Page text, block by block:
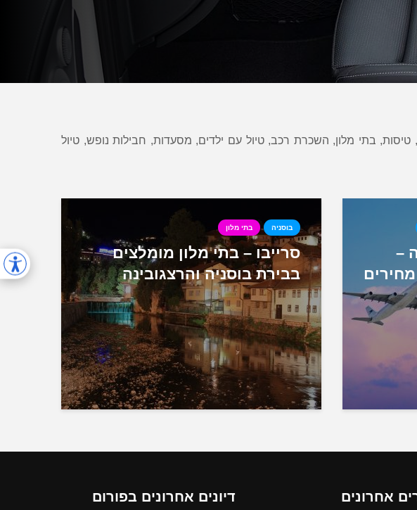
טיסות, בתי מלון, השכרת רכב, טיול עם ילדים, מסעדות, חבילות נופש, טיול
–
בוסניה בתי מלון
סרייבו – בתי מלון מומלצים
בבירת בוסניה והרצגובינה
אחרונים דיונים אחרונים בפורום